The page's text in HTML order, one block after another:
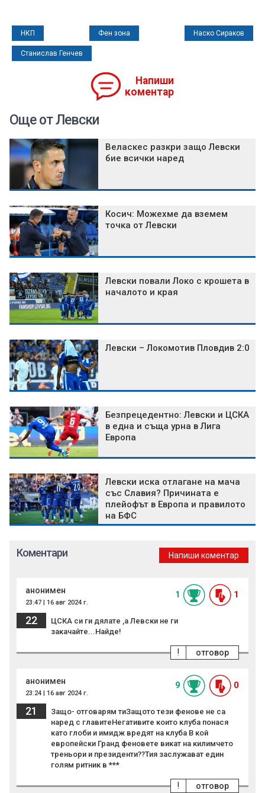
НКП Фен зона Наско Сираков
Станислав Генчев
Напиши
коментар
Още от Левски
Веласкес разкри защо Левски
бие всички наред
Косич: Можехме да вземем
точка от Левски
Левски повали Локо с крошета в
началото и края
Левски – Локомотив Пловдив 2:0
Безпрецедентно: Левски и ЦСКА
в една и съща урна в Лига
Европа
Левски иска отлагане на мача
със Славия? Причината е
плейофът в Европа и правилото
на БФС
Коментари Напиши коментар
анонимен
23:47 | 16 авг 2024 г.
1 1
22
ЦСКА си ги дялате ,а Левски не ги
закачайте...Найде!
отговор
!
анонимен
23:24 | 16 авг 2024 г.
9 0
21
Защо- отговарям тиЗащото тези фенове не са
наред с главитеНегативите които клуба понася
като глоби и имидж вредят на клуба В кой
европейски Гранд феновете викат на килимчето
треньори и президенти??Тия заслужават един
голям ритник в ***
отговор
!